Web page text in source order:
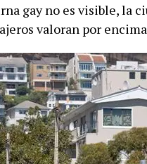
gay no es visible, la
valoran por